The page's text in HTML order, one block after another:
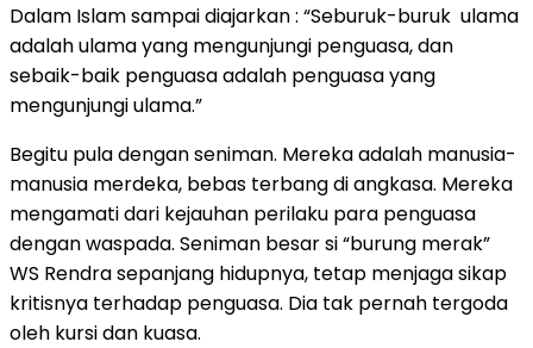
Dalam Islam sampai diajarkan : “Seburuk-buruk ulama
adalah ulama yang mengunjungi penguasa, dan
sebaik-baik penguasa adalah penguasa yang
mengunjungi ulama.”
Begitu pula dengan seniman. Mereka adalah manusia-
manusia merdeka, bebas terbang di angkasa. Mereka
mengamati dari kejauhan perilaku para penguasa
dengan waspada. Seniman besar si “burung merak”
WS Rendra sepanjang hidupnya, tetap menjaga sikap
kritisnya terhadap penguasa. Dia tak pernah tergoda
oleh kursi dan kuasa.